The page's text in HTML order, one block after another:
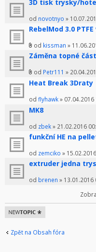
3D tisk trysky/
od novotnyo »
RebelMod 3.0
od kissman »
Záměna topné
od Petr111 »
Heat Break 3Draty
od flyhawk» 07.04.2016
MK8
od zbek» 21.02.2016
funkční HE na
od zemciko »
extruder jedna
od brenen » 13.01.2016
Odeslat nové
téma
Zpět na Obsah fóra